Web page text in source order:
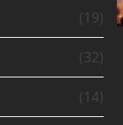
(19)
(32)
(14)